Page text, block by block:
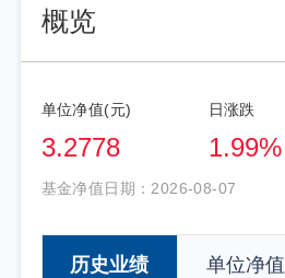
概览
单位净值(元)
3.2778
日涨跌
1.99%
基金净值日期： 2026-08-07
历史业绩 单位净值